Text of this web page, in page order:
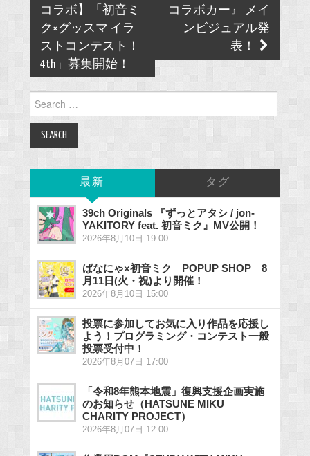
navigation
コラボ】「初音ミ
ク×グッスマ イラ
ストコンテスト！
4th」募集開始！
コラボカー』 メイ
ンビジュアル発
表！
Search
for:
最新 タグ
39ch Originals 『ずっとアタシ / jon-
YAKITORY feat. 初音ミク』MV公開！
2026年8月10日 19:00
ばなにゃ×初音ミク POPUP SHOP 8
月11日(火・祝)より開催！
2026年8月10日 15:00
投票に参加してお気に入り作品を応援し
よう！プログラミング・コンテスト一般
投票受付中！
2026年8月07日 17:00
「令和8年熊本地震」復興支援企画実施
のお知らせ（HATSUNE MIKU
CHARITY PROJECT）
2026年8月07日 12:00